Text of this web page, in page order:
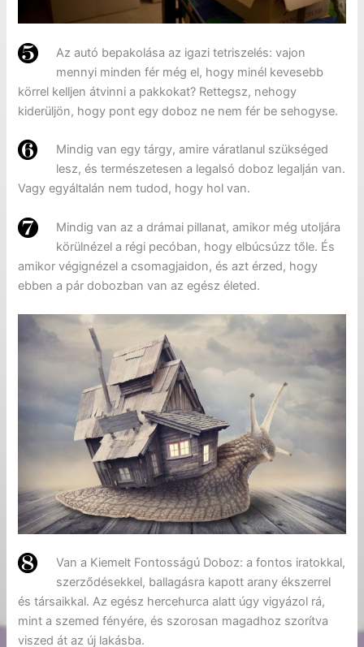
Az autó bepakolása az igazi tetriszelés: vajon
mennyi minden fér még el, hogy minél kevesebb
körrel kelljen átvinni a pakkokat? Rettegsz, nehogy
kiderüljön, hogy pont egy doboz ne nem fér be sehogyse.
Mindig van egy tárgy, amire váratlanul szükséged
lesz, és természetesen a legalsó doboz legalján van.
Vagy egyáltalán nem tudod, hogy hol van.
Mindig van az a drámai pillanat, amikor még utoljára
körülnézel a régi pecóban, hogy elbúcsúzz tőle. És
amikor végignézel a csomagjaidon, és azt érzed, hogy
ebben a pár dobozban van az egész életed.
Van a Kiemelt Fontosságú Doboz: a fontos iratokkal,
szerződésekkel, ballagásra kapott arany ékszerrel
és társaikkal. Az egész hercehurca alatt úgy vigyázol rá,
mint a szemed fényére, és szorosan magadhoz szorítva
viszed át az új lakásba.